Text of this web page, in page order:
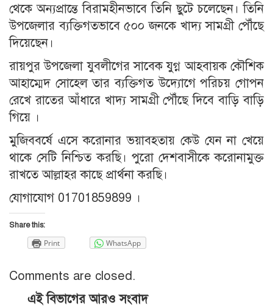
থেকে অন্যপ্রান্তে বিরামহীনভাবে তিনি ছুটে চলেছেন। তিনি
উপজেলার ব্যক্তিগতভাবে ৫০০ জনকে খাদ্য সামগ্রী পৌঁছে
দিয়েছেন।
রায়পুর উপজেলা যুবলীগের সাবেক যুগ্ন আহবায়ক কৌশিক
আহাম্মেদ সোহেল তার ব্যক্তিগত উদ্যোগে পরিচয় গোপন
রেখে রাতের আঁধারে খাদ্য সামগ্রী পৌঁছে দিবে বাড়ি বাড়ি
গিয়ে ।
মুজিববর্ষে এসে করোনার ভয়াবহতায় কেউ যেন না খেয়ে
থাকে সেটি নিশ্চিত করছি। পুরো দেশবাসীকে করোনামুক্ত
রাখতে আল্লাহর কাছে প্রার্থনা করছি।
যোগাযোগ 01701859899 ।
Share this:
Print WhatsApp
Comments are closed.
এই বিভাগের আরও সংবাদ